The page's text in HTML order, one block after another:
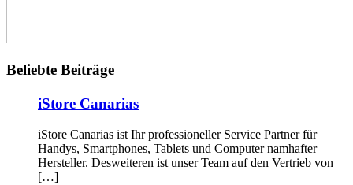
Beliebte Beiträge
iStore Canarias
iStore Canarias ist Ihr professioneller Service Partner für
Handys, Smartphones, Tablets und Computer namhafter
Hersteller. Desweiteren ist unser Team auf den Vertrieb von
[…]